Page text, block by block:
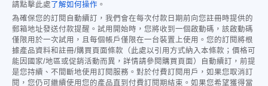
請點擊此處 了解如何操作 。
為確保您的訂閱自動續訂，我們會在每次付款日期前向您註冊時提供的
郵箱地址發送付款提醒。試用開始時，您將收到一個啟動碼，該啟動碼
僅限用於一次試用，且每個帳戶僅限在一台裝置上使用。您的訂閱將根
據產品資料和註冊/購買頁面條款（此處以引用方式納入本條款；價格可
能因國家/地區或促銷活動而異，詳情請參閱購買頁面）自動續訂，前提
是您持續、不間斷地使用訂閱服務。對於付費訂閱用戶，如果您取消訂
閱，您仍可繼續使用您的產品直到付費訂閱期結束。如果您希望獲得當